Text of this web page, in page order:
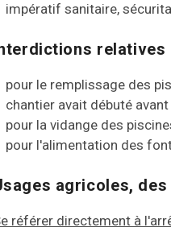
impératif sanitaire,
relatives
pour le remplissage des
chantier avait débuté avant
pour la vidange des
pour l'alimentation des
agricoles,
référer directement à